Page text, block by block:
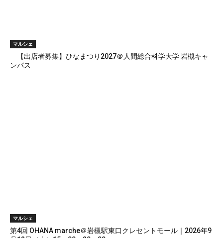
マルシェ
【出店者募集】ひなまつり2027＠人間総合科学大学 岩槻キャ
ンパス
マルシェ
第4回 OHANA marche＠岩槻駅東口クレセントモール｜2026年9